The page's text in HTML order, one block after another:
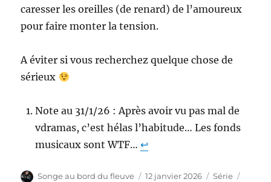
caresser les oreilles (de renard) de l’amoureux
pour faire monter la tension.
A éviter si vous recherchez quelque chose de
sérieux
Note au 31/1/26 : Après avoir vu pas mal de
vdramas, c’est hélas l’habitude… Les fonds
musicaux sont WTF…↩︎
Auteur
Songe au bord du fleuve
Publié
12 janvier 2026 Catégories
Série